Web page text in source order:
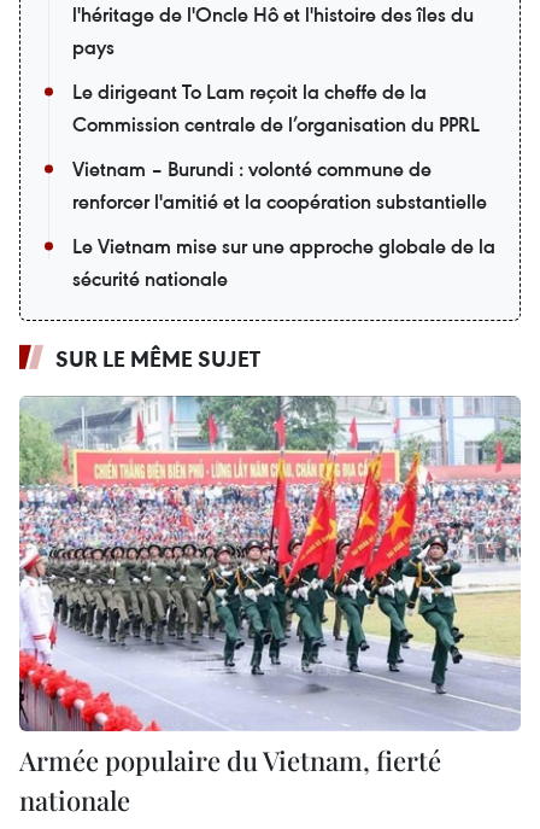
l'héritage de l'Oncle Hô et l'histoire des îles du
pays
Le dirigeant To Lam reçoit la cheffe de la
Commission centrale de l’organisation du PPRL
Vietnam – Burundi : volonté commune de
renforcer l'amitié et la coopération substantielle
Le Vietnam mise sur une approche globale de la
sécurité nationale
SUR LE MÊME SUJET
Armée populaire du Vietnam, fierté
nationale